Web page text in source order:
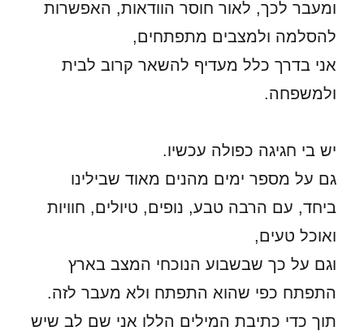
ומעבר לכך, לאור חוסר הוודאות, האפשרות
להסלמה ולמצבים מתפתחים,
אני בדרך כלל מעדיף להשאר קרוב לבית
ולמשפחה.
יש בי חגיגה כפולה עכשיו.
גם על מספר ימים מהנים מאוד שבילינו
ביחד, עם הרבה טבע, נופים, טיולים, חוויות
ואוכל טעים,
וגם על כך שבשבוע הנוכחי המצב בארץ
התפתח כפי שהוא התפתח ולא מעבר לזה.
תוך כדי כתיבת המילים הללו אני שם לב שיש